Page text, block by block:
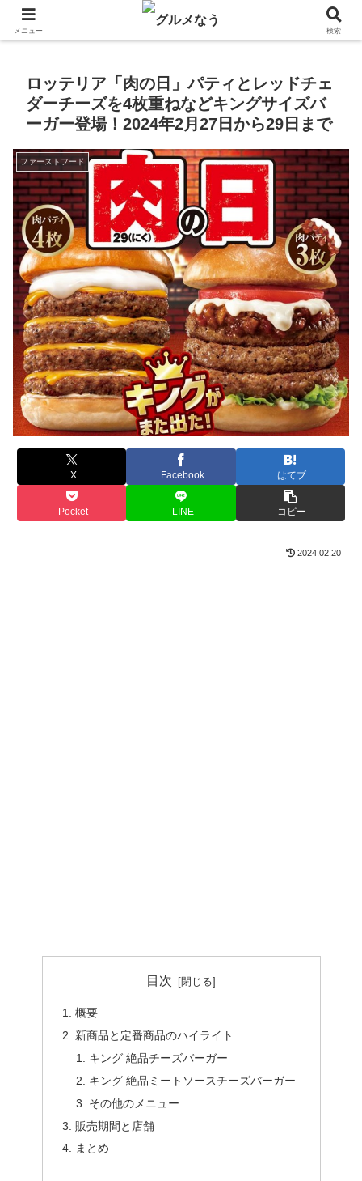
飲食店キャンペーン・食品飲料お菓子新発売のグルメニュース。
ロッテリア「肉の日」パティとレッドチェ
ダーチーズを4枚重ねなどキングサイズバ
ーガー登場！2024年2月27日から29日まで
ファーストフード
X Facebook はてブ
Pocket LINE コピー
2024.02.20
目次
概要
新商品と定番商品のハイライト
キング 絶品チーズバーガー
キング 絶品ミートソースチーズバーガー
その他のメニュー
販売期間と店舗
まとめ
メニュー 検索